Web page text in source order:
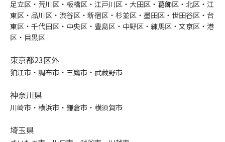
足立区・荒川区・板橋区・江戸川区・大田区・葛飾区・北区・江
東区・品川区・渋谷区・新宿区・杉並区・墨田区・世田谷区・台
東区・千代田区・中央区・豊島区・中野区・練馬区・文京区・港
区・目黒区
東京都23区外
狛江市・調布市・三鷹市・武蔵野市
神奈川県
川崎市・横浜市・鎌倉市・横須賀市
埼玉県